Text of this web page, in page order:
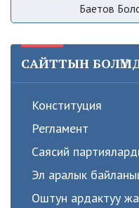
Баетов
САЙТТЫН
Конституция
Регламент
Саясий
Эл аралык
Оштун ардактуу